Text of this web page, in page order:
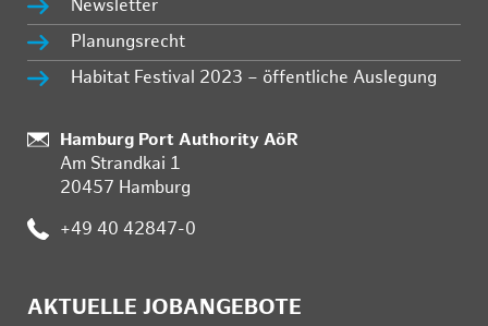
Newsletter
Planungsrecht
Habitat Festival 2023 – öffentliche Auslegung
:
Hamburg Port Authority AöR
Am Strandkai 1
20457 Hamburg
: +49 40 42847-0
AKTUELLE JOBANGEBOTE